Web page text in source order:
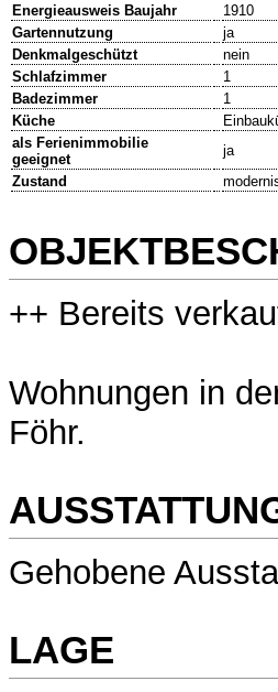
Energieausweis Baujahr
1910
Gartennutzung
ja
Denkmalgeschützt
nein
Schlafzimmer
1
Badezimmer
1
Küche
als Ferienimmobilie
geeignet
ja
Zustand
++ Bereits
Wohnungen in
Föhr.
Gehobene
LAGE